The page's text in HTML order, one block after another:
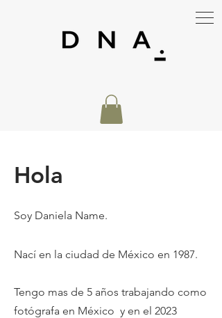
Hola
Soy Daniela Name.
Nací en la ciudad de México en 1987.
Tengo mas de 5 años trabajando como
fotógrafa en México y en el 2023